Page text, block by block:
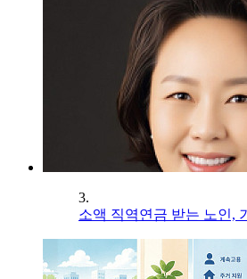
3.
소액 직역연금 받는 노인,